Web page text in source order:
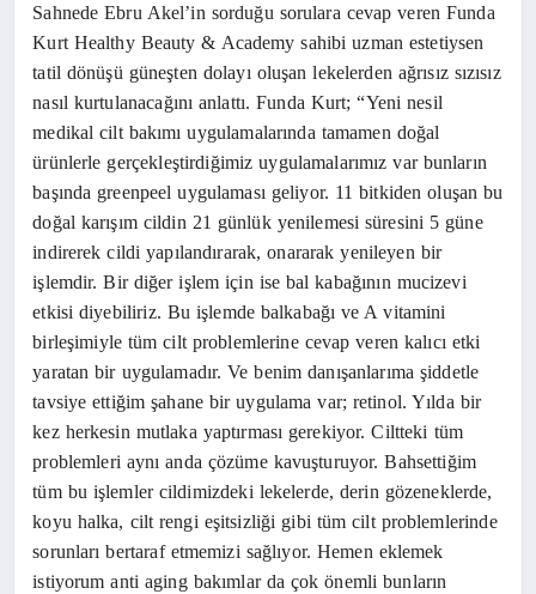
Sahnede Ebru Akel’in sorduğu sorulara cevap veren Funda
Kurt Healthy Beauty & Academy sahibi uzman estetiysen
tatil dönüşü güneşten dolayı oluşan lekelerden ağrısız sızısız
nasıl kurtulanacağını anlattı. Funda Kurt; “Yeni nesil
medikal cilt bakımı uygulamalarında tamamen doğal
ürünlerle gerçekleştirdiğimiz uygulamalarımız var bunların
başında greenpeel uygulaması geliyor. 11 bitkiden oluşan bu
doğal karışım cildin 21 günlük yenilemesi süresini 5 güne
indirerek cildi yapılandırarak, onararak yenileyen bir
işlemdir. Bir diğer işlem için ise bal kabağının mucizevi
etkisi diyebiliriz. Bu işlemde balkabağı ve A vitamini
birleşimiyle tüm cilt problemlerine cevap veren kalıcı etki
yaratan bir uygulamadır. Ve benim danışanlarıma şiddetle
tavsiye ettiğim şahane bir uygulama var; retinol. Yılda bir
kez herkesin mutlaka yaptırması gerekiyor. Ciltteki tüm
problemleri aynı anda çözüme kavuşturuyor. Bahsettiğim
tüm bu işlemler cildimizdeki lekelerde, derin gözeneklerde,
koyu halka, cilt rengi eşitsizliği gibi tüm cilt problemlerinde
sorunları bertaraf etmemizi sağlıyor. Hemen eklemek
istiyorum anti aging bakımlar da çok önemli bunların